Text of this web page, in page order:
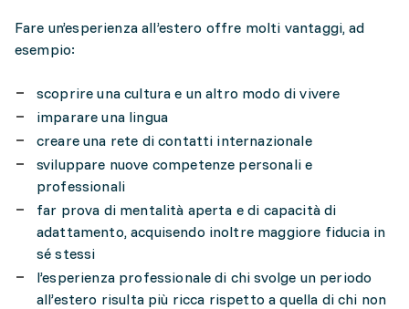
Fare un’esperienza all’estero offre molti vantaggi, ad
esempio:
scoprire una cultura e un altro modo di vivere
imparare una lingua
creare una rete di contatti internazionale
sviluppare nuove competenze personali e
professionali
far prova di mentalità aperta e di capacità di
adattamento, acquisendo inoltre maggiore fiducia in
sé stessi
l’esperienza professionale di chi svolge un periodo
all’estero risulta più ricca rispetto a quella di chi non